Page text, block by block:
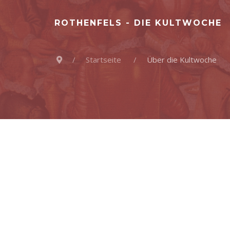
ROTHENFELS - DIE KULTWOCHE
Startseite Über die Kultwoche